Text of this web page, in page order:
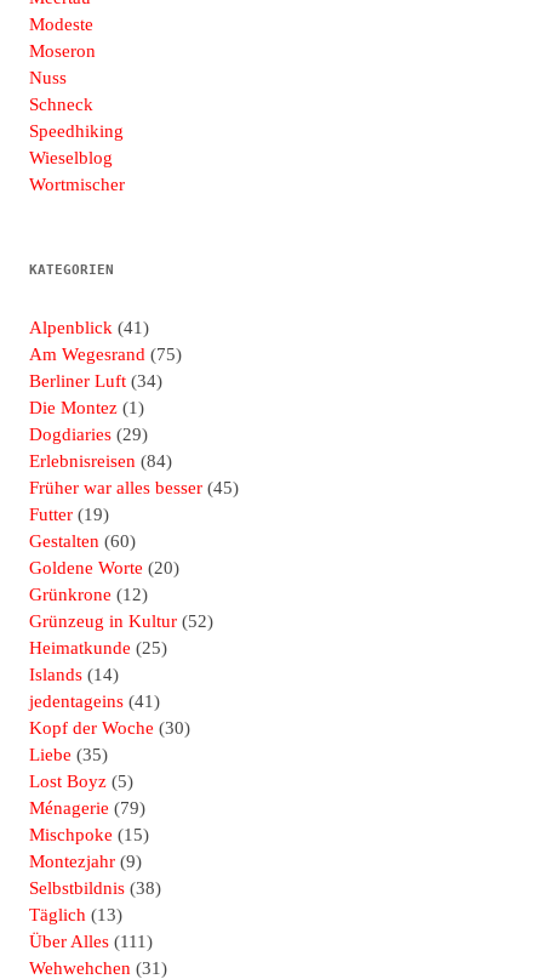
Modeste
Moseron
Nuss
Schneck
Speedhiking
Wieselblog
Wortmischer
KATEGORIEN
Alpenblick (41)
Am Wegesrand (75)
Berliner Luft (34)
Die Montez (1)
Dogdiaries (29)
Erlebnisreisen (84)
Früher war alles besser (45)
Futter (19)
Gestalten (60)
Goldene Worte (20)
Grünkrone (12)
Grünzeug in Kultur (52)
Heimatkunde (25)
Islands (14)
jedentageins (41)
Kopf der Woche (30)
Liebe (35)
Lost Boyz (5)
Ménagerie (79)
Mischpoke (15)
Montezjahr (9)
Selbstbildnis (38)
Täglich (13)
Über Alles (111)
Wehwehchen (31)